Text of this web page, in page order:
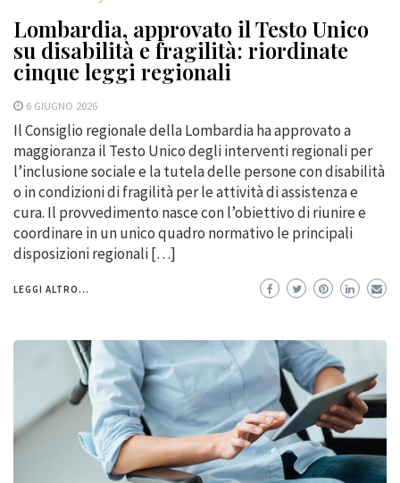
Lombardia, approvato il Testo Unico
su disabilità e fragilità: riordinate
cinque leggi regionali
6 GIUGNO 2026
Il Consiglio regionale della Lombardia ha approvato a
maggioranza il Testo Unico degli interventi regionali per
l’inclusione sociale e la tutela delle persone con disabilità
o in condizioni di fragilità per le attività di assistenza e
cura. Il provvedimento nasce con l’obiettivo di riunire e
coordinare in un unico quadro normativo le principali
disposizioni regionali […]
LEGGI ALTRO...